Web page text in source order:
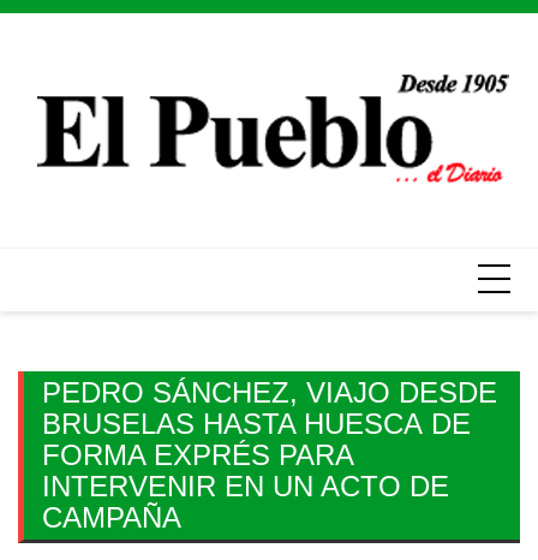
Skip
PEDRO SÁNCHEZ, VIAJO DESDE
BRUSELAS HASTA HUESCA DE
FORMA EXPRÉS PARA
INTERVENIR EN UN ACTO DE
CAMPAÑA